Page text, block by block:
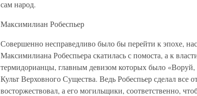
сам народ.
Максимилиан Робеспьер
Совершенно несправедливо было бы перейти к эпохе,
Максимилиана Робеспьера скатилась с помоста, а к
термидорианцы, главным девизом которых было «Воруй,
Культ Верховного Существа. Ведь Робеспьер сделал все
восторжествовал, а его могильщики, соответственно,